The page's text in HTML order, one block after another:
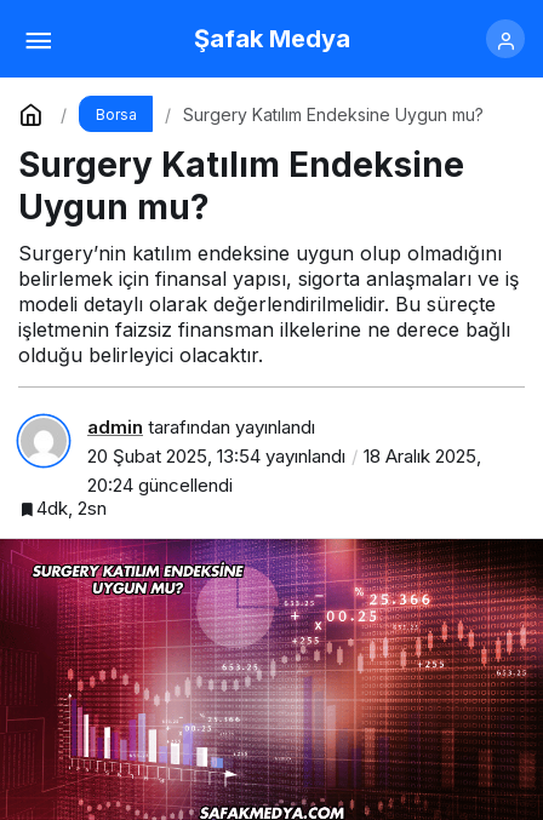
Şafak Medya
Borsa Surgery Katılım Endeksine Uygun mu?
Surgery Katılım Endeksine
Uygun mu?
Surgery’nin katılım endeksine uygun olup olmadığını
belirlemek için finansal yapısı, sigorta anlaşmaları ve iş
modeli detaylı olarak değerlendirilmelidir. Bu süreçte
işletmenin faizsiz finansman ilkelerine ne derece bağlı
olduğu belirleyici olacaktır.
admin tarafından yayınlandı
20 Şubat 2025, 13:54 yayınlandı
18 Aralık 2025,
20:24 güncellendi
4dk, 2sn
Yatırımcılar İçin YGYO Katılım Endeksine
Uygun mu?
Yorum Yap